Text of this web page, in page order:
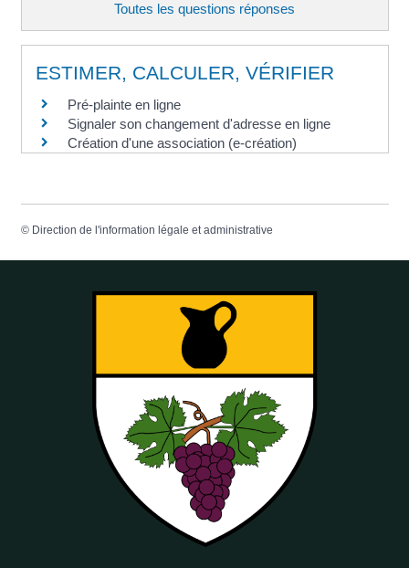
Toutes les questions réponses
ESTIMER, CALCULER, VÉRIFIER
Pré-plainte en ligne
Signaler son changement d'adresse en ligne
Création d'une association (e-création)
© Direction de l'information légale et administrative